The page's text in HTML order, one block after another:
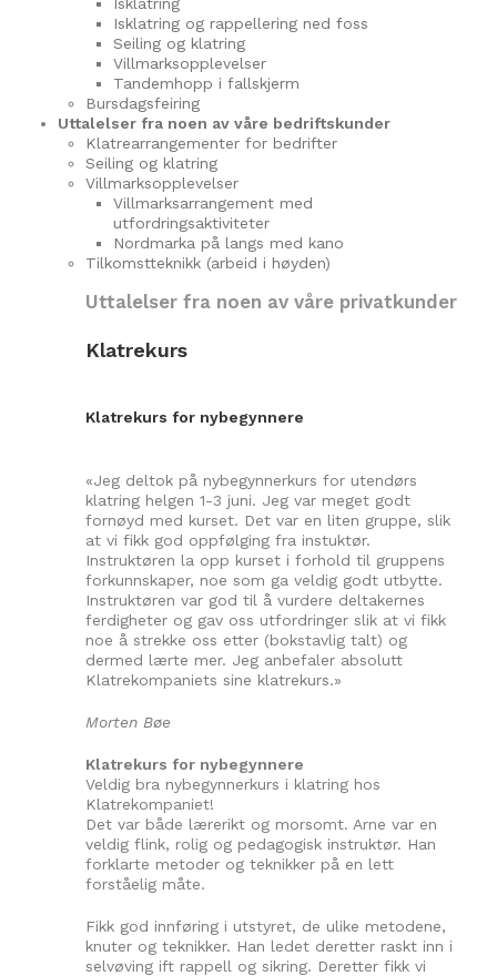
Isklatring og rappellering ned foss
Seiling og klatring
Villmarksopplevelser
Tandemhopp i fallskjerm
Bursdagsfeiring
Uttalelser fra noen av våre bedriftskunder
Klatrearrangementer for bedrifter
Seiling og klatring
Villmarksopplevelser
Villmarksarrangement med
utfordringsaktiviteter
Nordmarka på langs med kano
Tilkomstteknikk (arbeid i høyden)
Uttalelser fra noen av våre privatkunder
Klatrekurs
Klatrekurs for nybegynnere
«Jeg deltok på nybegynnerkurs for utendørs
klatring helgen 1-3 juni. Jeg var meget godt
fornøyd med kurset. Det var en liten gruppe, slik
at vi fikk god oppfølging fra instuktør.
Instruktøren la opp kurset i forhold til gruppens
forkunnskaper, noe som ga veldig godt utbytte.
Instruktøren var god til å vurdere deltakernes
ferdigheter og gav oss utfordringer slik at vi fikk
noe å strekke oss etter (bokstavlig talt) og
dermed lærte mer. Jeg anbefaler absolutt
Klatrekompaniets sine klatrekurs.»
Morten Bøe
Klatrekurs for nybegynnere
Veldig bra nybegynnerkurs i klatring hos
Klatrekompaniet!
Det var både lærerikt og morsomt. Arne var en
veldig flink, rolig og pedagogisk instruktør. Han
forklarte metoder og teknikker på en lett
forståelig måte.
Fikk god innføring i utstyret, de ulike metodene,
knuter og teknikker. Han ledet deretter raskt inn i
selvøving ift rappell og sikring. Deretter fikk vi